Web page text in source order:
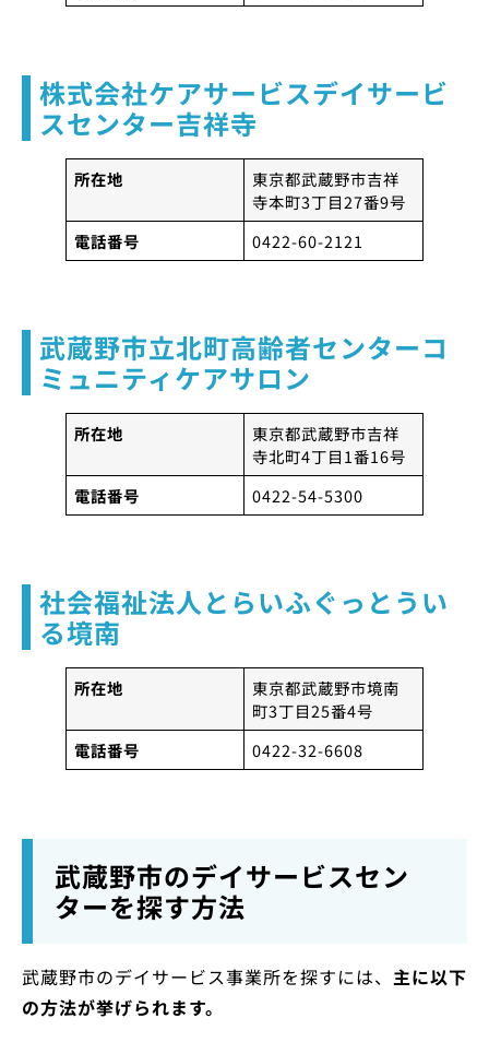
株式会社ケアサービスデイサービ
スセンター吉祥寺
所在地
東京都武蔵野市吉祥
寺本町3丁目27番9号
電話番号
0422-60-2121
武蔵野市立北町高齢者センターコ
ミュニティケアサロン
所在地
東京都武蔵野市吉祥
寺北町4丁目1番16号
電話番号
0422-54-5300
社会福祉法人とらいふぐっとうい
る境南
所在地
東京都武蔵野市境南
町3丁目25番4号
電話番号
0422-32-6608
武蔵野市のデイサービスセン
ターを探す方法
武蔵野市のデイサービス事業所を探すには、 主に以下
の方法が挙げられます。